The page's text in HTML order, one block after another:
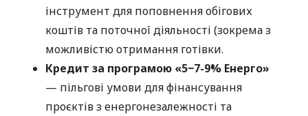
інструмент для поповнення обігових
коштів та поточної діяльності (зокрема з
можливістю отримання готівки.
Кредит за програмою «5−7-9% Енерго»
— пільгові умови для фінансування
проєктів з енергонезалежності та